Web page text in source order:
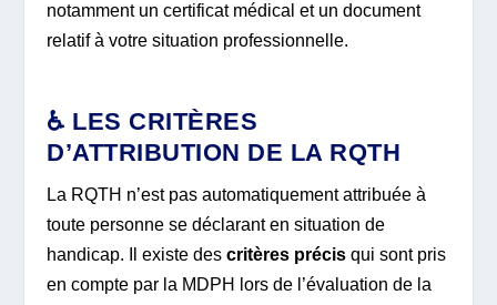
notamment un certificat médical et un document
relatif à votre situation professionnelle.
♿ LES CRITÈRES
D’ATTRIBUTION DE LA RQTH
La RQTH n’est pas automatiquement attribuée à
toute personne se déclarant en situation de
handicap. Il existe descritères précis qui sont pris
en compte par la MDPH lors de l’évaluation de la